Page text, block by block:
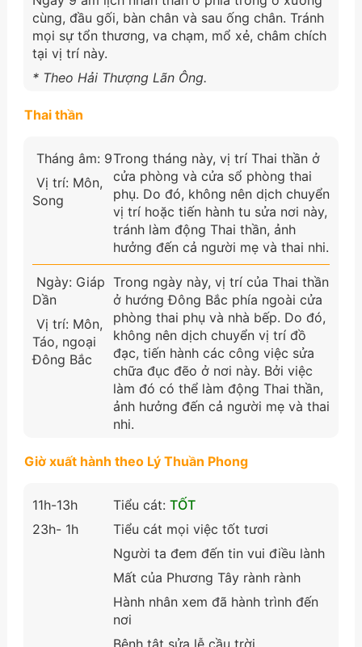
cùng, đầu gối, bàn chân và sau ống chân. Tránh
mọi sự tổn thương, va chạm, mổ xẻ, châm chích
tại vị trí này.
* Theo Hải Thượng Lãn Ông.
Thai thần
Tháng âm: 9
Vị trí: Môn,
Song
Trong tháng này, vị trí Thai thần ở
cửa phòng và cửa sổ phòng thai
phụ. Do đó, không nên dịch chuyển
vị trí hoặc tiến hành tu sửa nơi này,
tránh làm động Thai thần, ảnh
hưởng đến cả người mẹ và thai nhi.
Ngày: Giáp
Dần
Vị trí: Môn,
Táo, ngoại
Đông Bắc
Trong ngày này, vị trí của Thai thần
ở hướng Đông Bắc phía ngoài cửa
phòng thai phụ và nhà bếp. Do đó,
không nên dịch chuyển vị trí đồ
đạc, tiến hành các công việc sửa
chữa đục đẽo ở nơi này. Bởi việc
làm đó có thể làm động Thai thần,
ảnh hưởng đến cả người mẹ và thai
nhi.
Giờ xuất hành theo Lý Thuần Phong
11h-13h
23h- 1h
Tiểu cát: TỐT
Tiểu cát mọi việc tốt tươi
Người ta đem đến tin vui điều lành
Mất của Phương Tây rành rành
Hành nhân xem đã hành trình đến
nơi
Bệnh tật sửa lễ cầu trời